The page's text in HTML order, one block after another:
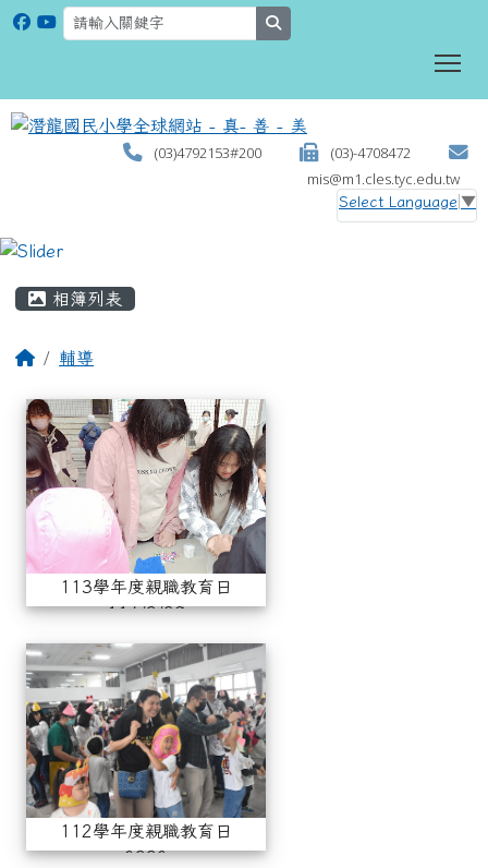
(03)4792153#200
(03)-4708472
mis@m1.cles.tyc.edu.tw
Select Language ▼
相簿列表
輔導
相簿列表
113學年度親職教育日
114/3/29
112學年度親職教育日
0330